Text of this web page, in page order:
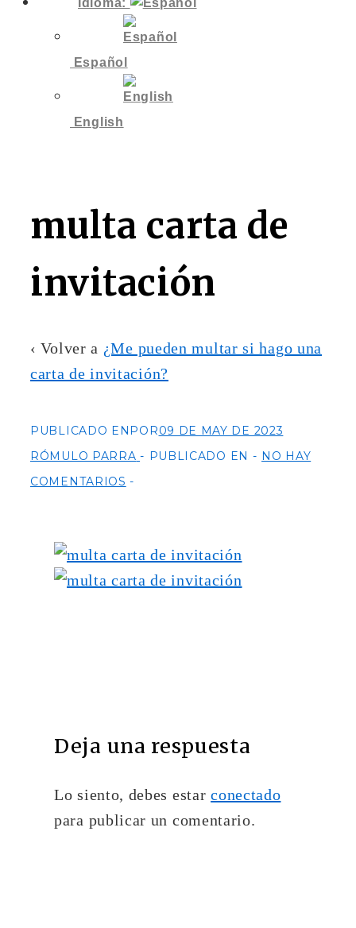
Idioma:
Español
English
multa carta de
invitación
‹ Volver a ¿Me pueden multar si hago una
carta de invitación?
PUBLICADO ENPOR09 DE MAY DE 2023
RÓMULO PARRA
PUBLICADO EN
NO HAY
COMENTARIOS
Deja una respuesta
Lo siento, debes estarconectado
para publicar un comentario.